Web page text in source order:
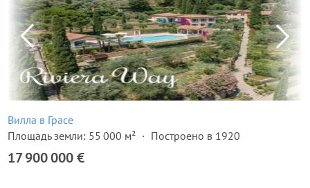
Вилла в Грасе
Площадь земли: 55 000 м²
Построено в 1920
17 900 000 €